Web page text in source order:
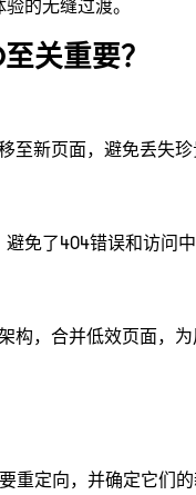
的无缝过渡。
关重要？
新页面，避免丢失珍
免了404错误和访问中
构，合并低效页面，为
重定向，并确定它们的